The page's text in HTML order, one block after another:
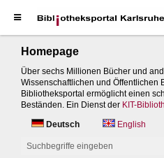
Homepage
Über sechs Millionen Bücher und
Wissenschaftlichen und Öffentlichen
Bibliotheksportal ermöglicht einen
Beständen. Ein Dienst der KIT-
Deutsch
English
Suchbegriffe eingeben